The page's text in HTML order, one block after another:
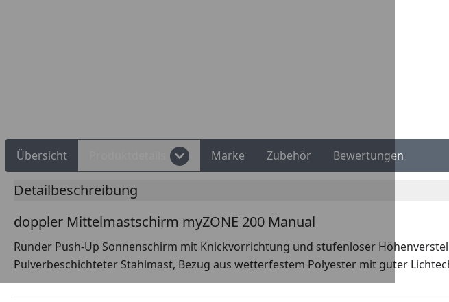
Übersicht Marke Zubehör Bewertungen
Detailbeschreibung
doppler Mittelmastschirm myZONE 200 Manual
Runder Push-Up Sonnenschirm mit Knickvorrichtung und stufenloser
Pulverbeschichteter Stahlmast, Bezug aus wetterfestem Polyester mit guter